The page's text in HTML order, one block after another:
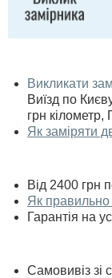
Викликати
Виїзд по
грн
Як заміряти
Від 2400 грн
Як правильно
Гарантія на
Самовивіз зі